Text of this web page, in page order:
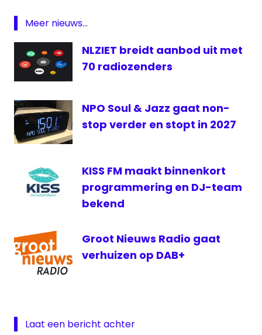
Ministerie
Zaken
Radio
Meer nieuws...
NLZIET breidt aanbod uit met
70 radiozenders
NPO Soul & Jazz gaat non-
stop verder en stopt in 2027
KISS FM maakt binnenkort
programmering en DJ-team
bekend
Groot Nieuws Radio gaat
verhuizen op DAB+
Laat een bericht achter